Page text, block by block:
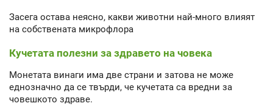
Засега остава неясно, какви животни най-много влияят
на собствената микрофлора
Кучетата полезни за здравето на човека
Монетата винаги има две страни и затова не може
еднозначно да се твърди, че кучетата са вредни за
човешкото здраве.